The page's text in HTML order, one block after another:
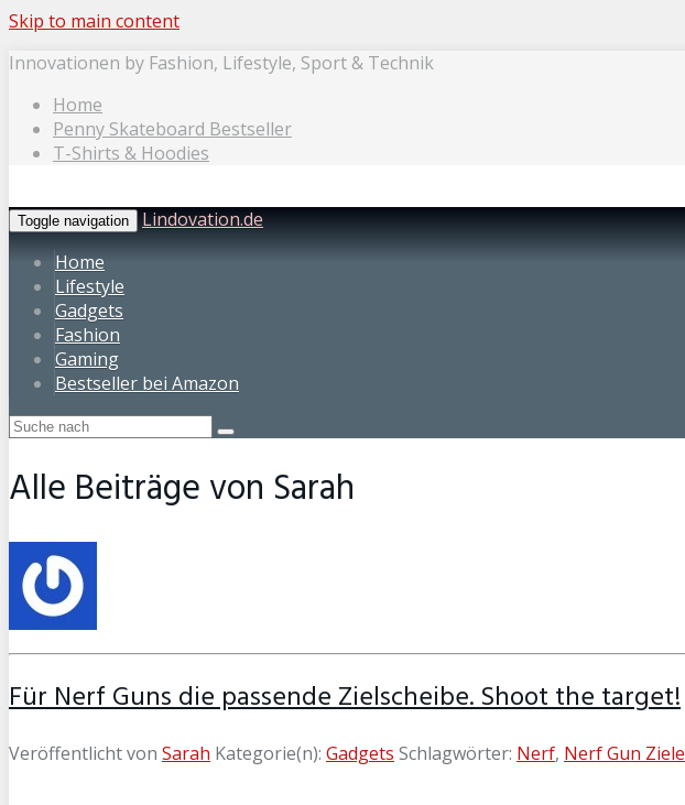
Skip to main content
Innovationen by Fashion, Lifestyle, Sport & Technik
Home
Penny Skateboard Bestseller
T-Shirts & Hoodies
Toggle navigation
Lindovation.de
Home
Lifestyle
Gadgets
Fashion
Gaming
Bestseller bei Amazon
Alle Beiträge von Sarah
Für Nerf Guns die passende Zielscheibe. Shoot the target!
Veröffentlicht von Sarah Kategorie(n): Gadgets Schlagwörter: Nerf, Nerf Gun Ziele